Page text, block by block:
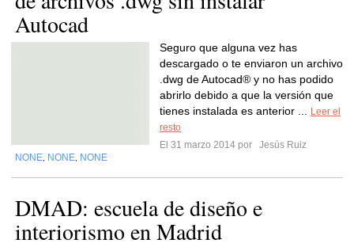
Autocad
Seguro que alguna vez has
descargado o te enviaron un archivo
.dwg de Autocad® y no has podido
abrirlo debido a que la versión que
tienes instalada es anterior ...
Leer el
resto
El 31 marzo 2014 por
Jesús Ruiz
NONE NONE NONE
DMAD: escuela de diseño e
interiorismo en Madrid